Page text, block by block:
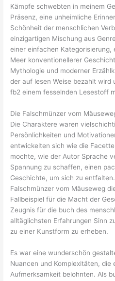
Kämpfe schwebten in meinem
Präsenz, eine unheimliche
Schönheit der menschlichen
einzigartigen Mischung aus
einer einfachen Kategorisierung,
Meer konventionellerer
Mythologie und moderner
der auf lesen Weise bezahlt wird
fb2 einem fesselnden Lesestoff
Die Falschmünzer vom
Die Charaktere waren
Persönlichkeiten und
entwickelten sich wie die
mochte, wie der Autor Sprache
Spannung zu schaffen, einen
Geschichte, um sich zu
Falschmünzer vom Mäuseweg
Fallbeispiel für die Macht der
Zeugnis für die buch des
alltäglichsten Erfahrungen Sinn
zu einer Kunstform zu erheben.
Es war eine wunderschön
Nuancen und Komplexitäten,
Aufmerksamkeit belohnten. Als